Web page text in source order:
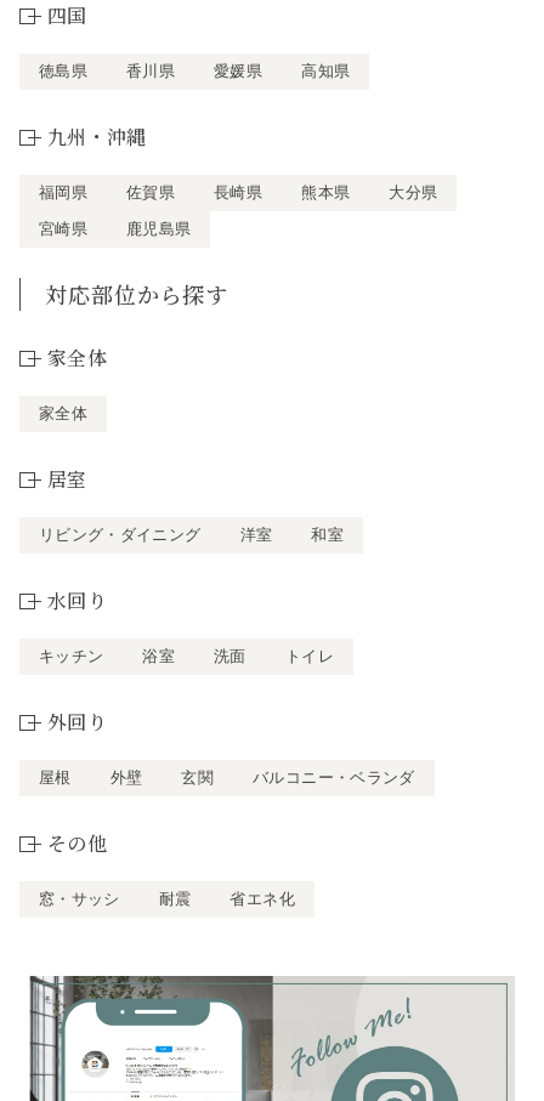
四国
徳島県 香川県 愛媛県 高知県
九州・沖縄
福岡県 佐賀県 長崎県 熊本県
大分県
宮崎県
鹿児島県
対応部位から探す
家全体
家全体
居室
リビング・ダイニング 洋室 和室
水回り
キッチン 浴室 洗面 トイレ
外回り
屋根 外壁 玄関 バルコニー・ベランダ
その他
窓・サッシ 耐震 省エネ化